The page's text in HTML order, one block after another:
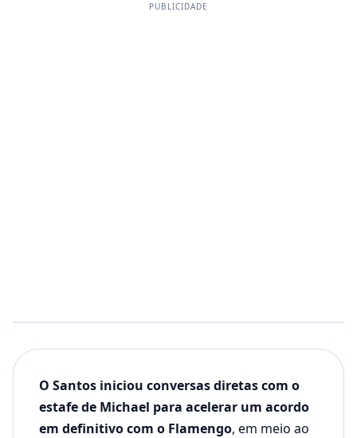
PUBLICIDADE
O Santos iniciou conversas diretas com o
estafe de Michael para acelerar um acordo
em definitivo com o Flamengo, em meio ao